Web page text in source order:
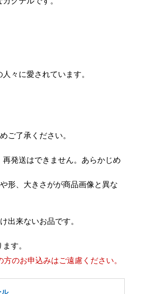
々に愛されています。
ご了承ください。
発送はできません。あらかじめ
形、大きさがが商品画像と異な
出来ないお品です。
す。
のお申込みはご遠慮ください。
ル